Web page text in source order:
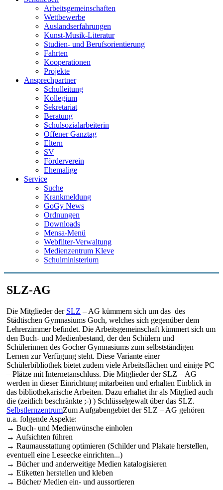
Arbeitsgemeinschaften
Wettbewerbe
Auslandserfahrungen
Kunst-Musik-Literatur
Studien- und Berufsorientierung
Fahrten
Kooperationen
Projekte
Ansprechpartner
Schulleitung
Kollegium
Sekretariat
Beratung
Schulsozialarbeiterin
Offener Ganztag
Eltern
SV
Förderverein
Ehemalige
Service
Suche
Krankmeldung
GoGy News
Ordnungen
Downloads
Mensa-Menü
Webfilter-Verwaltung
Medienzentrum Kleve
Schulministerium
SLZ-AG
Die Mitglieder der SLZ – AG kümmern sich um das des
Städtischen Gymnasiums Goch, welches sich gegenüber dem
Lehrerzimmer befindet. Die Arbeitsgemeinschaft kümmert sich um
den Buch- und Medienbestand, der den Schülern und
Schülerinnen des Gocher Gymnasiums zum selbstständigen
Lernen zur Verfügung steht. Diese Variante einer
Schülerbibliothek bietet zudem viele Arbeitsflächen und einige PC
– Plätze mit Internetanschluss. Die Mitglieder der SLZ – AG
werden in dieser Einrichtung mitarbeiten und erhalten Einblick in
das bibliothekarische Arbeiten. Dazu erhaltet ihr als Mitglied auch
die (zeitlich beschränkte ;-) ) Schlüsselgewalt über das SLZ.
SelbstlernzentrumZum Aufgabengebiet der SLZ – AG gehören
u.a. folgende Aspekte:
→ Buch- und Medienwünsche einholen
→ Aufsichten führen
→ Raumausstattung optimieren (Schilder und Plakate herstellen,
eventuell eine Leseecke einrichten...)
→ Bücher und anderweitige Medien katalogisieren
→ Etiketten herstellen und kleben
→ Bücher/ Medien ein- und aussortieren